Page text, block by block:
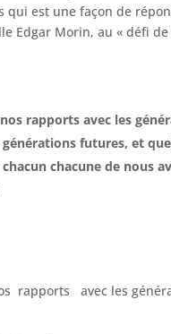
qui est une façon de
Edgar Morin, au « défi de
rapports avec les
générations futures, et
chacune de nous
rapports avec les